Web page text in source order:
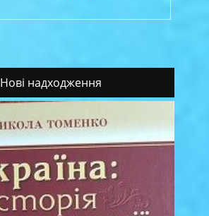
Нові надходження